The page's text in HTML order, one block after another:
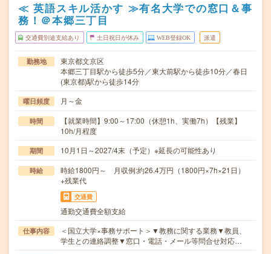
≪ 英語スキル活かす ≫有名大学での窓口＆事
務！＠本郷三丁目
交通費別途支給あり 土日祝日が休み WEB登録OK 派遣
勤務地
東京都文京区
本郷三丁目駅から徒歩5分／東大前駅から徒歩10分／春日
(東京都)駅から徒歩14分
曜日頻度 月～金
時間
【就業時間】9:00～17:00（休憩1h、実働7h）【残業】
10h/月程度
期間 10月1日～2027/4末（予定）※延長の可能性あり
時給
時給1800円～ 月収例:約26.4万円（1800円×7h×21日）
+残業代
交通費
通勤交通費全額支給
仕事内容
＜国立大学×事務サポート＞▼教務に関する業務▼教員、
学生との連絡調整▼窓口・電話・メール等問合せ対応…